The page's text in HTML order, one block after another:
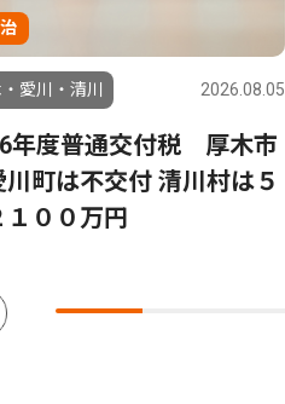
愛川・清川 2026.08.05
年度普通交付税 厚木市
川町は不交付 清川村は５
１００万円